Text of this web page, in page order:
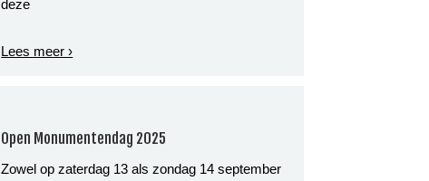
deze
Lees meer ›
Open Monumentendag 2025
Zowel op zaterdag 13 als zondag 14 september